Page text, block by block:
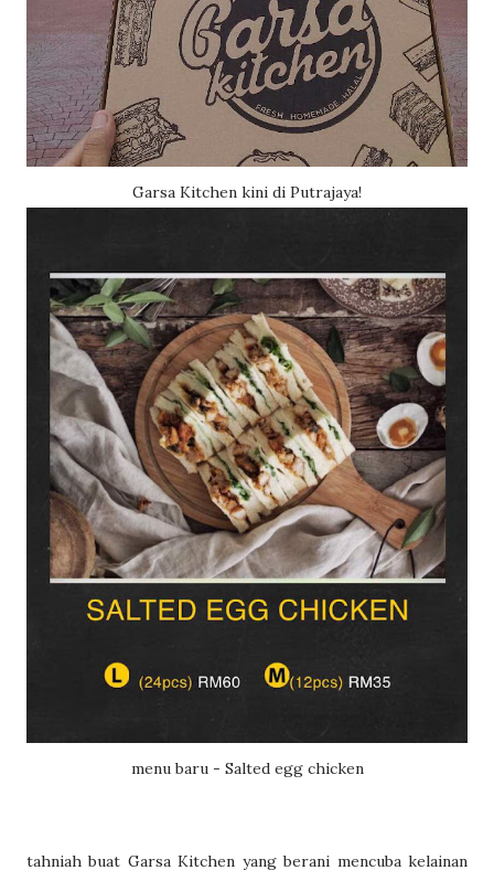
Garsa Kitchen kini di Putrajaya!
menu baru - Salted egg chicken
tahniah buat Garsa Kitchen yang berani mencuba kelainan